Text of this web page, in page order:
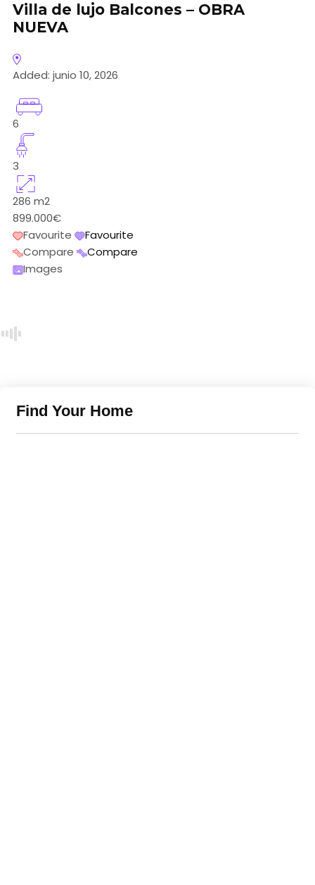
Villa de lujo Balcones – OBRA
NUEVA
Added: junio 10, 2026
6
3
286 m2
899.000€
Favourite
Favourite
Compare
Compare
Images
Find Your Home